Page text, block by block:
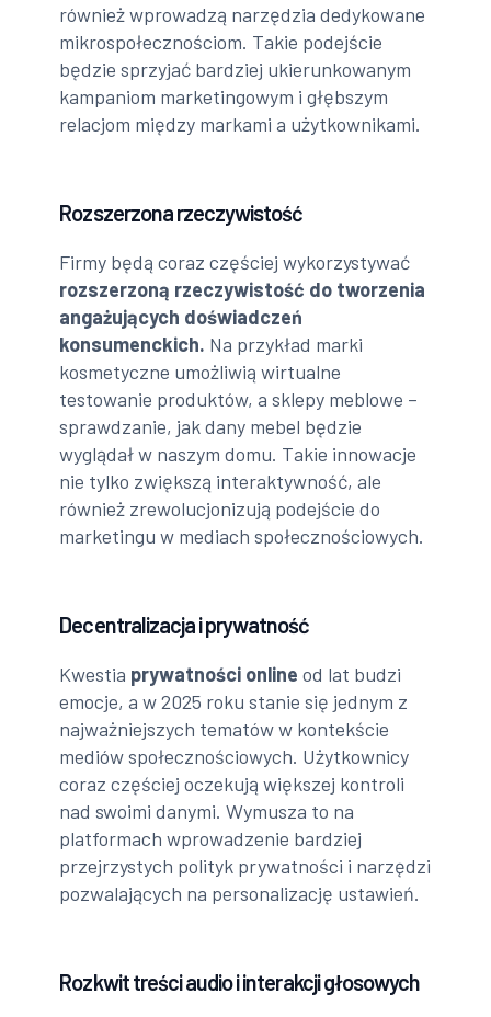
również wprowadzą narzędzia dedykowane
mikrospołecznościom. Takie podejście
będzie sprzyjać bardziej ukierunkowanym
kampaniom marketingowym i głębszym
relacjom między markami a użytkownikami.
Rozszerzona rzeczywistość
Firmy będą coraz częściej wykorzystywać
rozszerzoną rzeczywistość do tworzenia
angażujących doświadczeń
konsumenckich. Na przykład marki
kosmetyczne umożliwią wirtualne
testowanie produktów, a sklepy meblowe –
sprawdzanie, jak dany mebel będzie
wyglądał w naszym domu. Takie innowacje
nie tylko zwiększą interaktywność, ale
również zrewolucjonizują podejście do
marketingu w mediach społecznościowych.
Decentralizacja i prywatność
Kwestia prywatności online od lat budzi
emocje, a w 2025 roku stanie się jednym z
najważniejszych tematów w kontekście
mediów społecznościowych. Użytkownicy
coraz częściej oczekują większej kontroli
nad swoimi danymi. Wymusza to na
platformach wprowadzenie bardziej
przejrzystych polityk prywatności i narzędzi
pozwalających na personalizację ustawień.
Rozkwit treści audio i interakcji głosowych